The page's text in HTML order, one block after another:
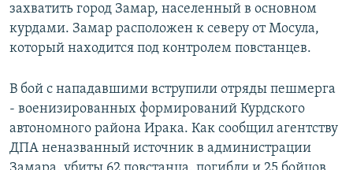
захватить город Замар, населенный в основном
курдами. Замар расположен к северу от Мосула,
который находится под контролем повстанцев.
В бой с нападавшими вструпили отряды пешмерга
- военизированных формирований Курдского
автономного района Ирака. Как сообщил агентству
ДПА неназванный источник в администрации